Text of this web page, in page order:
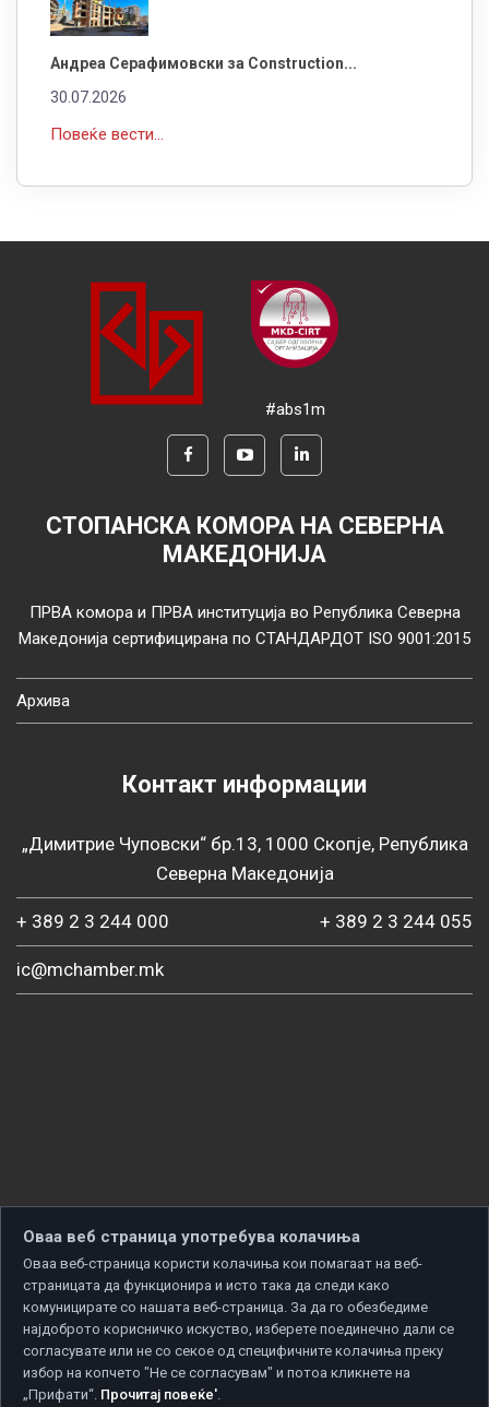
Андреа Серафимовски за Construction...
30.07.2026
Повеќе вести...
#abs1m
СТОПАНСКА КОМОРА НА СЕВЕРНА
МАКЕДОНИЈА
ПРВА комора и ПРВА институција во Република Северна
Македонија сертифицирана по СТАНДАРДОТ ISO 9001:2015
Архива
Контакт информации
„Димитрие Чуповски“ бр.13, 1000 Скопје, Република
Северна Македонија
+ 389 2 3 244 000 + 389 2 3 244 055
ic@mchamber.mk
Copyright © 2026 Developed by
Оваа веб страница употребува колачиња
Оваа веб-страница користи колачиња кои помагаат на веб-
страницата да функционира и исто така да следи како
комуницирате со нашата веб-страница. За да го обезбедиме
најдоброто корисничко искуство, изберете поединечно дали се
согласувате или не со секое од специфичните колачиња преку
избор на копчето "Не се согласувам" и потоа кликнете на
„Прифати“. Прочитај повеќе'.